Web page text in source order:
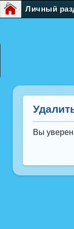
Личный
Вы